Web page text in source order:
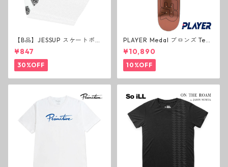
【B品】JESSUP スケートボー
ド グリップテープ ウルトラグ
リップ ホワイト デッキテープ
ジェスアップ ジェサップ
¥847
30%OFF
PLAYER Medal ブロンズ Tea
m Deck P3 スケートボードデ
ッキ プレイヤー メダル
¥10,890
10%OFF